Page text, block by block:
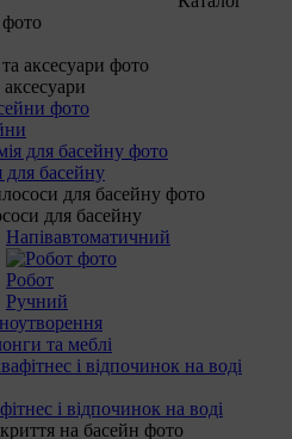
для басейну
для басейну
Напівавтоматичний
Робот
Ручний
та меблі
і відпочинок на воді